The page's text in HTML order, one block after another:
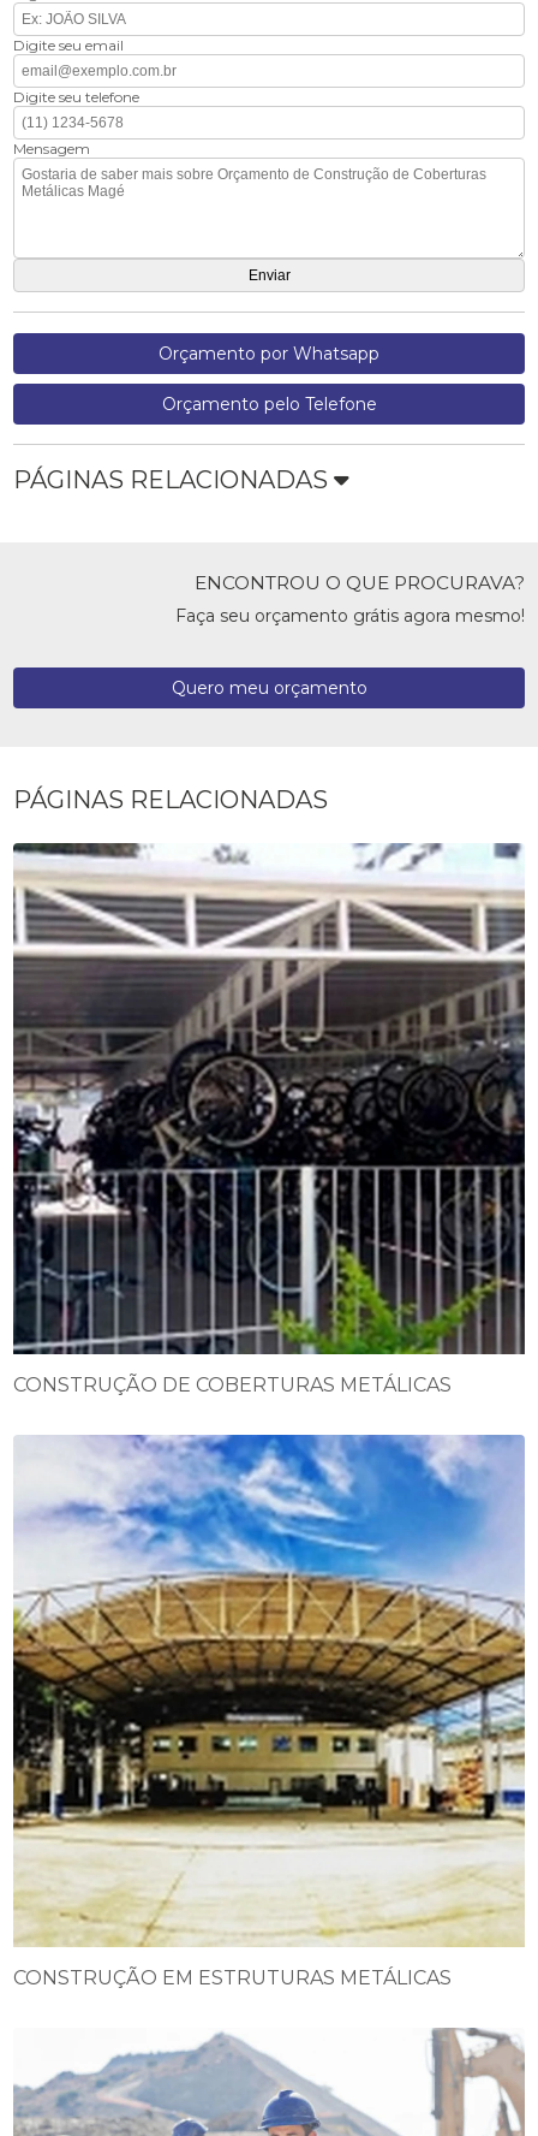
Digite seu email
Digite seu telefone
Mensagem
Orçamento por Whatsapp
Orçamento pelo Telefone
PÁGINAS RELACIONADAS
ENCONTROU O QUE PROCURAVA?
Faça seu orçamento grátis agora mesmo!
Quero meu orçamento
PÁGINAS RELACIONADAS
CONSTRUÇÃO DE COBERTURAS METÁLICAS
CONSTRUÇÃO EM ESTRUTURAS METÁLICAS